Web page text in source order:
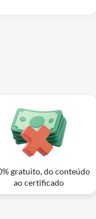
gratuito, do conteúdo
ao certificado